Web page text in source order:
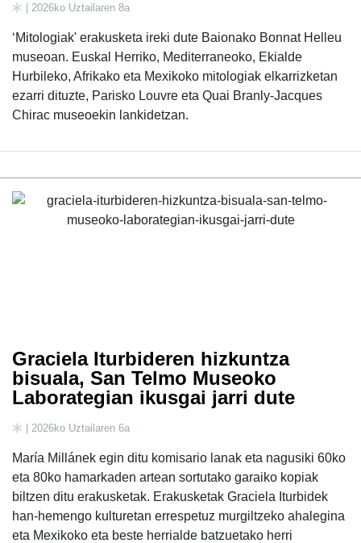
| 2026ko Uztailaren 8a
‘Mitologiak' erakusketa ireki dute Baionako Bonnat Helleu
museoan. Euskal Herriko, Mediterraneoko, Ekialde
Hurbileko, Afrikako eta Mexikoko mitologiak elkarrizketan
ezarri dituzte, Parisko Louvre eta Quai Branly-Jacques
Chirac museoekin lankidetzan.
Graciela Iturbideren hizkuntza
bisuala, San Telmo Museoko
Laborategian ikusgai jarri dute
| 2026ko Uztailaren 6a
María Millánek egin ditu komisario lanak eta nagusiki 60ko
eta 80ko hamarkaden artean sortutako garaiko kopiak
biltzen ditu erakusketak. Erakusketak Graciela Iturbidek
han-hemengo kulturetan errespetuz murgiltzeko ahalegina
eta Mexikoko eta beste herrialde batzuetako herri